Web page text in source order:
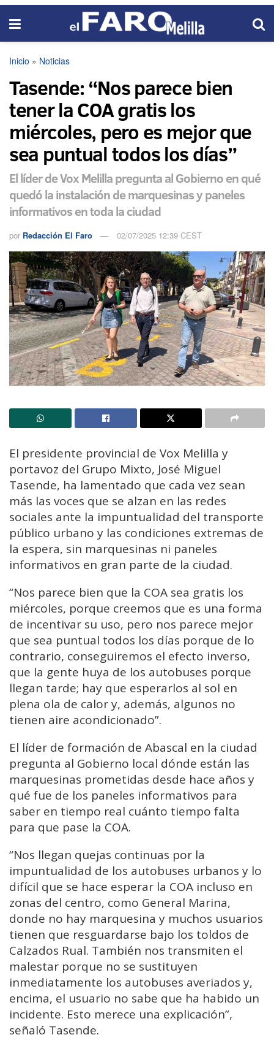
Inicio » Noticias
Tasende: “Nos parece bien
tener la COA gratis los
miércoles, pero es mejor que
sea puntual todos los días”
El líder de Vox Melilla pregunta al Gobierno en qué
quedó la instalación de marquesinas y paneles
informativos en toda la ciudad
por Redacción El Faro 02/07/2025 12:39 CEST
El presidente provincial de Vox Melilla y
portavoz del Grupo Mixto, José Miguel
Tasende, ha lamentado que cada vez sean
más las voces que se alzan en las redes
sociales ante la impuntualidad del transporte
público urbano y las condiciones extremas de
la espera, sin marquesinas ni paneles
informativos en gran parte de la ciudad.
“Nos parece bien que la COA sea gratis los
miércoles, porque creemos que es una forma
de incentivar su uso, pero nos parece mejor
que sea puntual todos los días porque de lo
contrario, conseguiremos el efecto inverso,
que la gente huya de los autobuses porque
llegan tarde; hay que esperarlos al sol en
plena ola de calor y, además, algunos no
tienen aire acondicionado”.
El líder de formación de Abascal en la ciudad
pregunta al Gobierno local dónde están las
marquesinas prometidas desde hace años y
qué fue de los paneles informativos para
saber en tiempo real cuánto tiempo falta
para que pase la COA.
“Nos llegan quejas continuas por la
impuntualidad de los autobuses urbanos y lo
difícil que se hace esperar la COA incluso en
zonas del centro, como General Marina,
donde no hay marquesina y muchos usuarios
tienen que resguardarse bajo los toldos de
Calzados Rual. También nos transmiten el
malestar porque no se sustituyen
inmediatamente los autobuses averiados y,
encima, el usuario no sabe que ha habido un
incidente. Esto merece una explicación”,
señaló Tasende.